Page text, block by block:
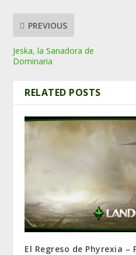
PREVIOUS
Jeska, la Sanadora de
Dominaria
RELATED POSTS
El Regreso de Phyrexia –